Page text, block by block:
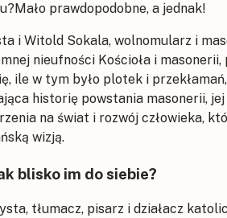
prawdopodobne, a jednak!
i Witold Sokala, wolnomularz i
nieufności Kościoła i masonerii,
ile w tym było plotek i
historię powstania masonerii, jej
na świat i rozwój człowieka,
wizją.
blisko im do siebie?
tłumacz, pisarz i działacz